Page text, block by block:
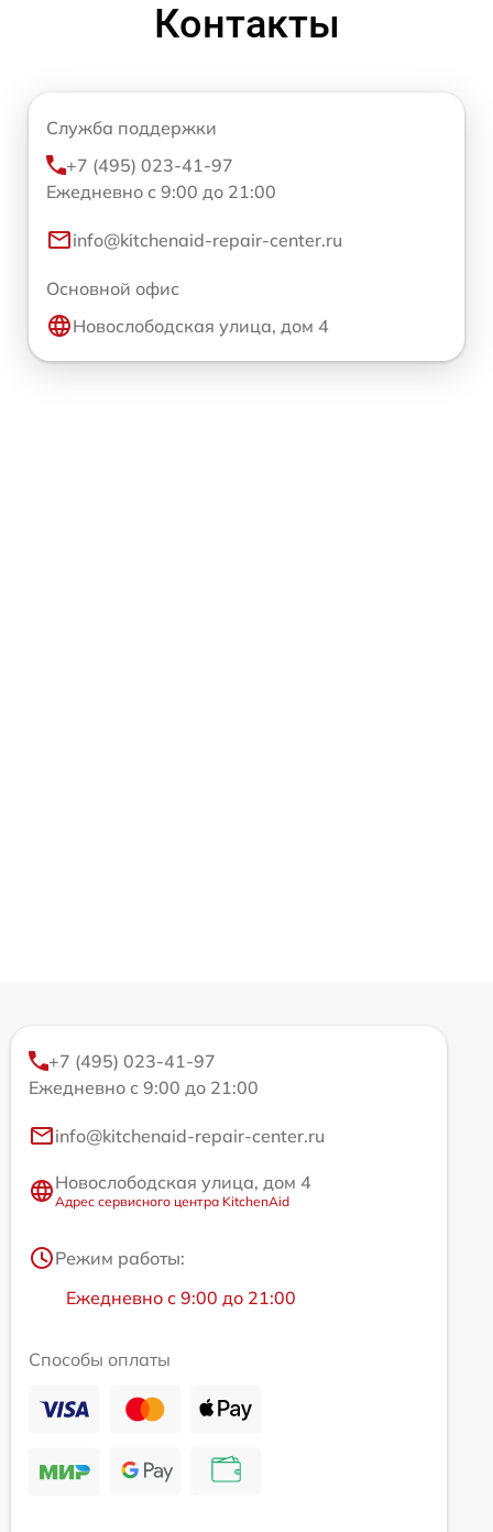
Контакты
Служба поддержки
+7 (495) 023-41-97
Ежедневно с 9:00 до 21:00
info@kitchenaid-repair-center.ru
Основной офис
Новослободская улица, дом 4
+7 (495) 023-41-97
Ежедневно с 9:00 до 21:00
info@kitchenaid-repair-center.ru
Новослободская улица, дом 4
Адрес сервисного центра KitchenAid
Режим работы:
Ежедневно с 9:00 до 21:00
Способы оплаты